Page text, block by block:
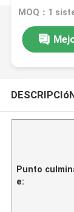
para el
MOQ：1
Punto
e: